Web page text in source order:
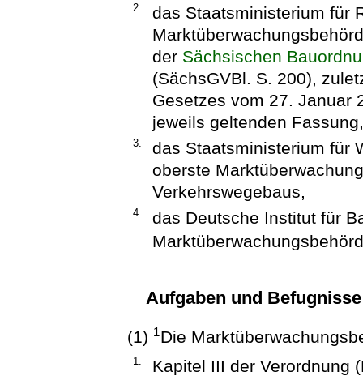
2.
das Staatsministerium für
der Sächsischen
(SächsGVBl. S. 200),
Gesetzes vom 27. Januar
jeweils geltenden Fassung,
3.
das Staatsministerium für
oberste
Verkehrswegebaus,
4.
das Deutsche Institut für
Aufgaben und
(1) 1Die
1.
Kapitel III der Verordnung